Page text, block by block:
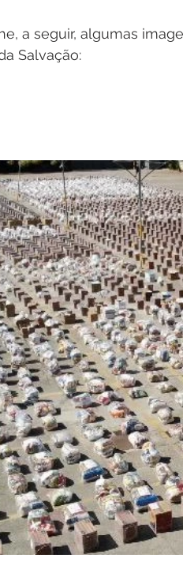
a seguir, algumas
Salvação: